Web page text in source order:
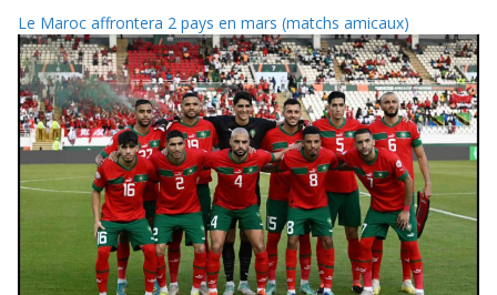
Le Maroc affrontera 2 pays en mars (matchs amicaux)